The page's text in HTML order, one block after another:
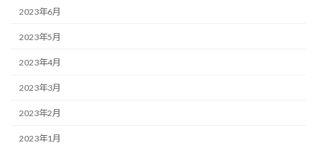
2023年6月
2023年5月
2023年4月
2023年3月
2023年2月
2023年1月